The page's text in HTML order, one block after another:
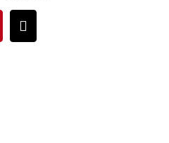
pinterest
Mail